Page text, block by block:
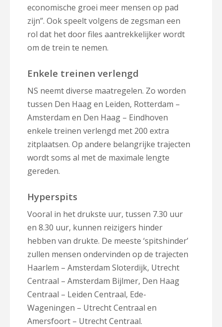
economische groei meer mensen op pad
zijn”. Ook speelt volgens de zegsman een
rol dat het door files aantrekkelijker wordt
om de trein te nemen.
Enkele treinen verlengd
NS neemt diverse maatregelen. Zo worden
tussen Den Haag en Leiden, Rotterdam –
Amsterdam en Den Haag – Eindhoven
enkele treinen verlengd met 200 extra
zitplaatsen. Op andere belangrijke trajecten
wordt soms al met de maximale lengte
gereden.
Hyperspits
Vooral in het drukste uur, tussen 7.30 uur
en 8.30 uur, kunnen reizigers hinder
hebben van drukte. De meeste ‘spitshinder’
zullen mensen ondervinden op de trajecten
Haarlem – Amsterdam Sloterdijk, Utrecht
Centraal – Amsterdam Bijlmer, Den Haag
Centraal – Leiden Centraal, Ede-
Wageningen – Utrecht Centraal en
Amersfoort – Utrecht Centraal.